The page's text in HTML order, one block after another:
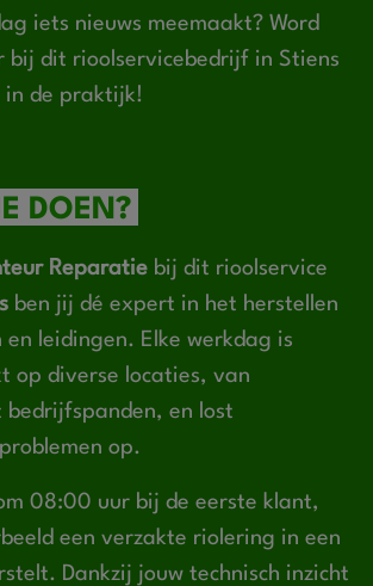
iets nieuws meemaakt? Word
bij dit rioolservicebedrijf in Stiens
in de praktijk!
DOEN?
Reparatie bij dit rioolservice
ben jij dé expert in het herstellen
leidingen. Elke werkdag is
op diverse locaties, van
bedrijfspanden, en lost
op.
08:00 uur bij de eerste klant,
een verzakte riolering in een
Dankzij jouw technisch inzicht